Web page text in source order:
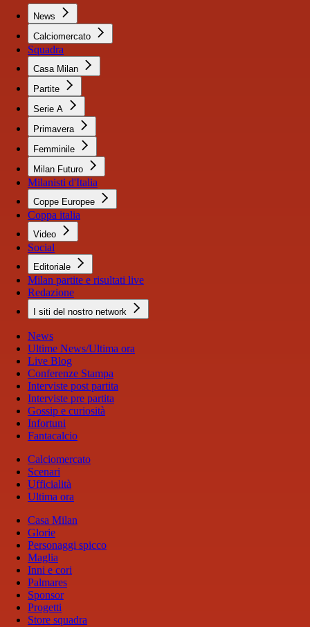
News
Calciomercato
Squadra
Casa Milan
Partite
Serie A
Primavera
Femminile
Milan Futuro
Milanisti d'Italia
Coppe Europee
Coppa italia
Video
Social
Editoriale
Milan partite e risultati live
Redazione
I siti del nostro network
News
Ultime News/Ultima ora
Live Blog
Conferenze Stampa
Interviste post partita
Interviste pre partita
Gossip e curiosità
Infortuni
Fantacalcio
Calciomercato
Scenari
Ufficialità
Ultima ora
Casa Milan
Glorie
Personaggi spicco
Maglia
Inni e cori
Palmares
Sponsor
Progetti
Store squadra